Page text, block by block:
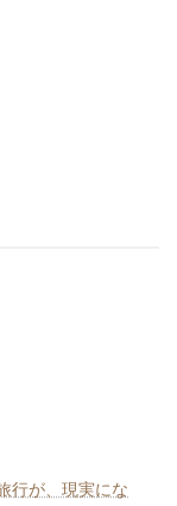
行が、現実にな